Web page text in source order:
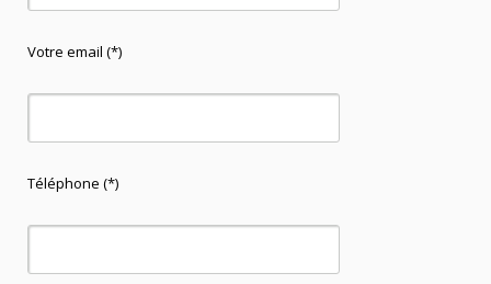
Votre email (*)
Téléphone (*)